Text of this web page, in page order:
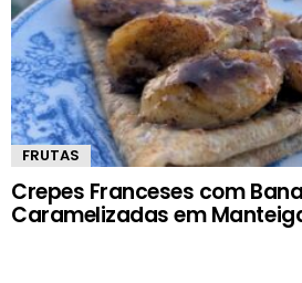
FRUTAS
Crepes Franceses com
Caramelizadas em